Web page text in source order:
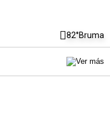
82°Bruma